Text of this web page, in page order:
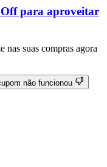
Off para aproveitar
nas suas compras agora
não funcionou